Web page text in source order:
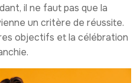
il ne faut pas que la
un critère de réussite.
objectifs et la célébration